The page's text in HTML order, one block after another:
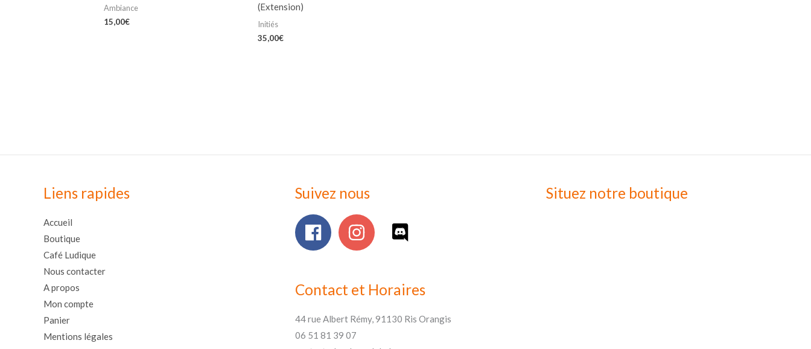
Ambiance
15,00€
(Extension)
Initiés
35,00€
Liens rapides
Accueil
Boutique
Café Ludique
Nous contacter
A propos
Mon compte
Panier
Mentions légales
Suivez nous
Contact et Horaires
44 rue Albert Rémy, 91130 Ris Orangis
06 51 81 39 07
Situez notre boutique